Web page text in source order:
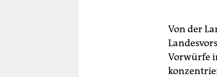
Von der
Vorwürfe